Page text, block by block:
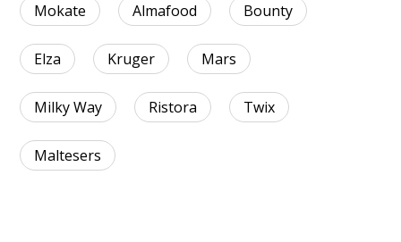
Mokate Almafood Bounty
Elza Kruger Mars
Milky Way Ristora Twix
Maltesers